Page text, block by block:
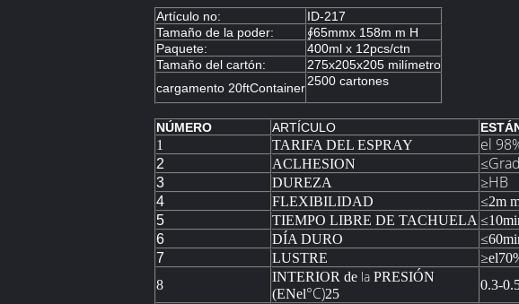
Artículo no:
ID-217
Tamaño de la poder:
∮65mmx 158m m H
Paquete:
400ml x 12pcs/ctn
Tamaño del cartón:
275x205x205 milímetro
cargamento 20ftContainer2500 cartones
NÚMERO ARTÍCULO
1 TARIFA DEL ESPRAY el
2 ACLHESION
3
DUREZA ≥HB
4 FLEXIBILIDAD ≤2m
5
TIEMPO LIBRE DE TACHUELA ≤
6
DÍA DURO ≤
7
LUSTRE ≥
8
INTERIOR de la PRESIÓN
(ENel°C)25
0.3-